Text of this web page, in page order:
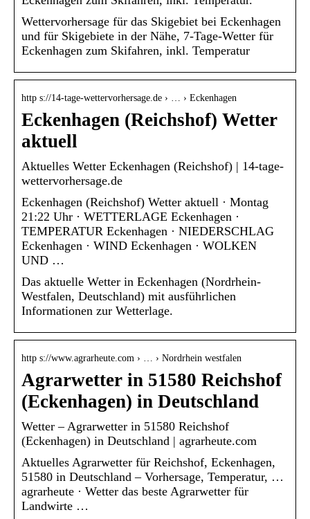
Wettervorhersage für das Skigebiet bei Eckenhagen
und für Skigebiete in der Nähe, 7-Tage-Wetter für
Eckenhagen zum Skifahren, inkl. Temperatur
http s://14-tage-wettervorhersage.de › … › Eckenhagen
Eckenhagen (Reichshof) Wetter
aktuell
Aktuelles Wetter Eckenhagen (Reichshof) | 14-tage-
wettervorhersage.de
Eckenhagen (Reichshof) Wetter aktuell · Montag
21:22 Uhr · WETTERLAGE Eckenhagen ·
TEMPERATUR Eckenhagen · NIEDERSCHLAG
Eckenhagen · WIND Eckenhagen · WOLKEN
UND …
Das aktuelle Wetter in Eckenhagen (Nordrhein-
Westfalen, Deutschland) mit ausführlichen
Informationen zur Wetterlage.
http s://www.agrarheute.com › … › Nordrhein westfalen
Agrarwetter in 51580 Reichshof
(Eckenhagen) in Deutschland
Wetter – Agrarwetter in 51580 Reichshof
(Eckenhagen) in Deutschland | agrarheute.com
Aktuelles Agrarwetter für Reichshof, Eckenhagen,
51580 in Deutschland – Vorhersage, Temperatur, …
agrarheute · Wetter das beste Agrarwetter für
Landwirte …